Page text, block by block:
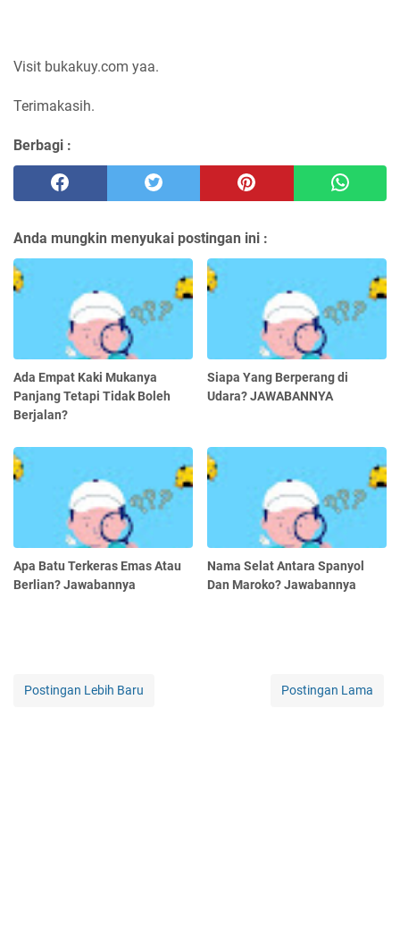
Visit bukakuy.com yaa.
Terimakasih.
Berbagi :
Anda mungkin menyukai postingan ini :
Ada Empat Kaki Mukanya
Panjang Tetapi Tidak Boleh
Berjalan?
Siapa Yang Berperang di
Udara? JAWABANNYA
Apa Batu Terkeras Emas Atau
Berlian? Jawabannya
Nama Selat Antara Spanyol
Dan Maroko? Jawabannya
Postingan Lebih Baru Postingan Lama